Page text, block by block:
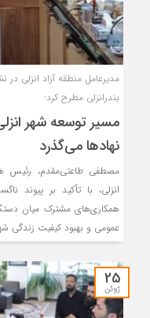
مدیرعامل منطقه آزاد انزلی
بندرانزلی مطرح کرد:
مسیر توسعه شهر
نهادها می‌گذرد
مصطفی طاعتی‌مقدم، رئیس
انزلی، با تأکید بر پیوند
همکاری‌های مشترک میان
عمومی و بهبود کیفیت زندگی
25
ژوئن